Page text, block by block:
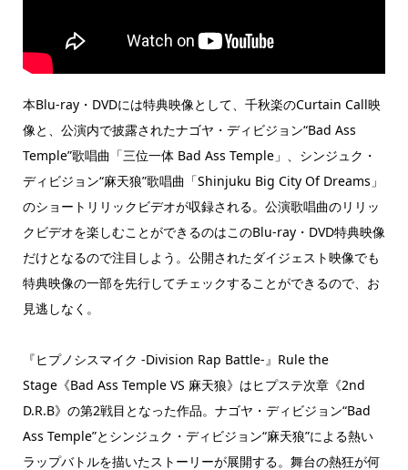
本Blu-ray・DVDには特典映像として、千秋楽のCurtain Call映
像と、公演内で披露されたナゴヤ・ディビジョン“Bad Ass
Temple”歌唱曲「三位一体 Bad Ass Temple」、シンジュク・
ディビジョン“麻天狼”歌唱曲「Shinjuku Big City Of Dreams」
のショートリリックビデオが収録される。公演歌唱曲のリリッ
クビデオを楽しむことができるのはこのBlu-ray・DVD特典映像
だけとなるので注目しよう。公開されたダイジェスト映像でも
特典映像の一部を先行してチェックすることができるので、お
見逃しなく。
『ヒプノシスマイク -Division Rap Battle-』Rule the
Stage《Bad Ass Temple VS 麻天狼》はヒプステ次章《2nd
D.R.B》の第2戦目となった作品。ナゴヤ・ディビジョン“Bad
Ass Temple”とシンジュク・ディビジョン“麻天狼”による熱い
ラップバトルを描いたストーリーが展開する。舞台の熱狂が何